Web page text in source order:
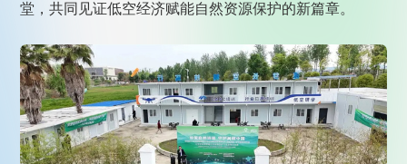
堂，共同见证低空经济赋能自然资源保护的新篇章。